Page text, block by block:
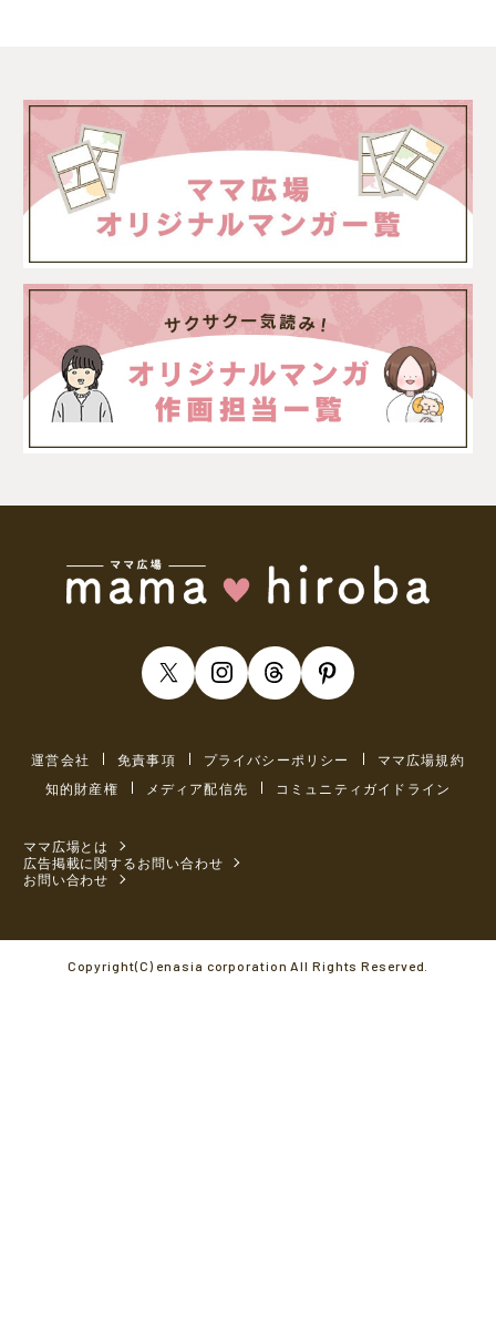
運営会社 免責事項 プライバシーポリシー
ママ広場規約
知的財産権
メディア配信先 コミュニティガイドライン
ママ広場とは
広告掲載に関するお問い合わせ
お問い合わせ
Copyright(C) enasia corporation All Rights Reserved.